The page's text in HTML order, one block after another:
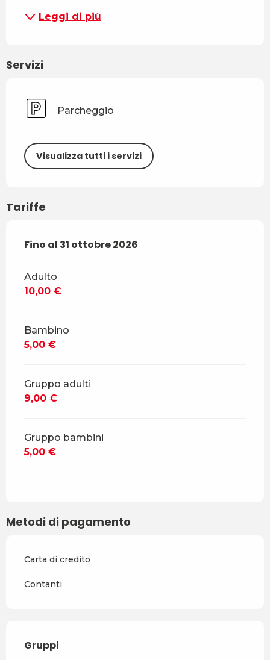
Leggi di più
Servizi
Parcheggio
Visualizza tutti i servizi
Tariffe
Dal12 maggio 2026al31 ottobre 2026
Fino al 31 ottobre 2026
Adulto
10,00 €
Bambino
5,00 €
Gruppo adulti
9,00 €
Gruppo bambini
5,00 €
Metodi di pagamento
Carta di credito
Contanti
Gruppi
Gruppi